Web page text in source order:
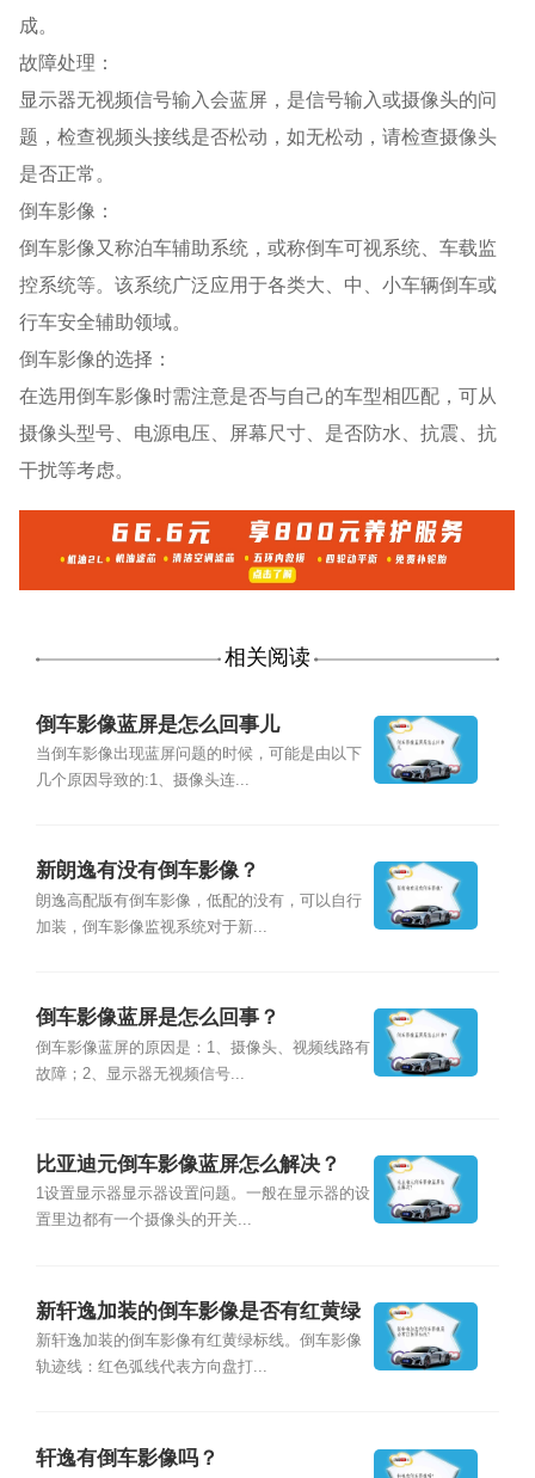
成。
故障处理：
显示器无视频信号输入会蓝屏，是信号输入或摄像头的问
题，检查视频头接线是否松动，如无松动，请检查摄像头
是否正常。
倒车影像：
倒车影像又称泊车辅助系统，或称倒车可视系统、车载监
控系统等。该系统广泛应用于各类大、中、小车辆倒车或
行车安全辅助领域。
倒车影像的选择：
在选用倒车影像时需注意是否与自己的车型相匹配，可从
摄像头型号、电源电压、屏幕尺寸、是否防水、抗震、抗
干扰等考虑。
相关阅读
倒车影像蓝屏是怎么回事儿
当倒车影像出现蓝屏问题的时候，可能是由以下
几个原因导致的:1、摄像头连...
新朗逸有没有倒车影像？
朗逸高配版有倒车影像，低配的没有，可以自行
加装，倒车影像监视系统对于新...
倒车影像蓝屏是怎么回事？
倒车影像蓝屏的原因是：1、摄像头、视频线路有
故障；2、显示器无视频信号...
比亚迪元倒车影像蓝屏怎么解决？
1设置显示器显示器设置问题。一般在显示器的设
置里边都有一个摄像头的开关...
新轩逸加装的倒车影像是否有红黄绿
标线？
新轩逸加装的倒车影像有红黄绿标线。倒车影像
轨迹线：红色弧线代表方向盘打...
轩逸有倒车影像吗？